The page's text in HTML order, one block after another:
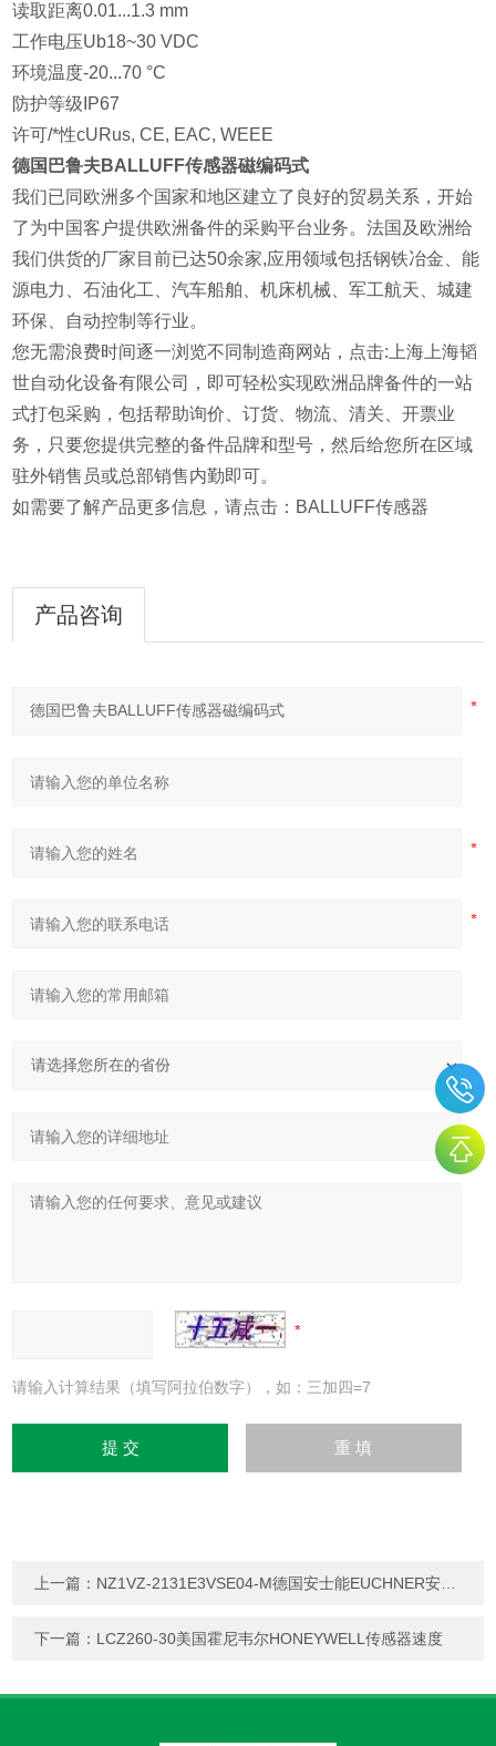
读取距离0.01...1.3 mm
工作电压Ub18~30 VDC
环境温度-20...70 °C
防护等级IP67
许可/*性cURus, CE, EAC, WEEE
德国巴鲁夫BALLUFF传感器磁编码式
我们已同欧洲多个国家和地区建立了良好的贸易关系，开始
了为中国客户提供欧洲备件的采购平台业务。法国及欧洲给
我们供货的厂家目前已达50余家,应用领域包括钢铁冶金、能
源电力、石油化工、汽车船舶、机床机械、军工航天、城建
环保、自动控制等行业。
您无需浪费时间逐一浏览不同制造商网站，点击:上海上海韬
世自动化设备有限公司，即可轻松实现欧洲品牌备件的一站
式打包采购，包括帮助询价、订货、物流、清关、开票业
务，只要您提供完整的备件品牌和型号，然后给您所在区域
驻外销售员或总部销售内勤即可。
如需要了解产品更多信息，请点击：BALLUFF传感器
产品咨询
请输入计算结果（填写阿拉伯数字），如：三加四=7
上一篇： NZ1VZ-2131E3VSE04-M德国安士能EUCHNER安全开关
下一篇： LCZ260-30美国霍尼韦尔HONEYWELL传感器速度